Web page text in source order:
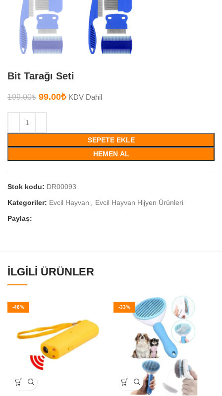
Bit Tarağı Seti
199.00₺ 99.00₺ KDV Dahil
SEPETE EKLE
HEMEN AL
Stok kodu: DR00093
Kategoriler: Evcil Hayvan , Evcil Hayvan Hijyen Ürünleri
Paylaş:
İLGILI ÜRÜNLER
-48% -33%